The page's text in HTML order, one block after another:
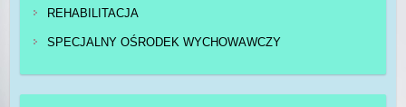
REHABILITACJA
SPECJALNY OŚRODEK WYCHOWAWCZY